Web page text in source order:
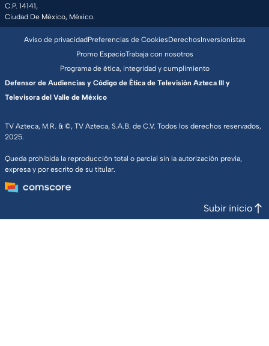
C.P. 14141,
Ciudad De México, México.
TV Azteca, M.R. & ©, TV Azteca, S.A.B. de C.V. Todos los derechos reservados,
2025.
Queda prohibida la reproducción total o parcial sin la autorización previa,
expresa y por escrito de su titular.
Aviso de privacidadPreferencias de CookiesDerechosInversionistas
Promo EspacioTrabaja con nosotros
Programa de ética, integridad y cumplimiento
Defensor de Audiencias y Código de Ética de Televisión Azteca III y
Televisora del Valle de México
Subir inicio